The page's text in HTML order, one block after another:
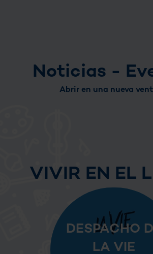
Noticias -
Abrir en una nueva
VIVIR EN EL
DESPACHO
LA VIE